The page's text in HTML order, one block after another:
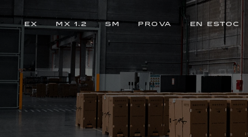
EX MX 1.2 SM PROVA EN ESTOC